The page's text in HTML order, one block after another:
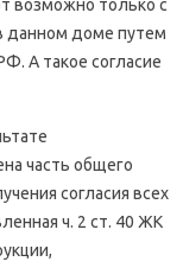
возможно только с
данном доме путем
А такое согласие
часть общего
согласия всех
ч. 2 ст. 40 ЖК